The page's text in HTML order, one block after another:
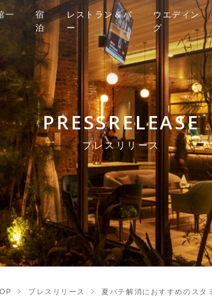
一
宿
泊
レストラン＆バ
ー
ウエディン
グ
PRESSRELEASE
プレスリリース
プレスリリース 夏バテ解消におすすめのス